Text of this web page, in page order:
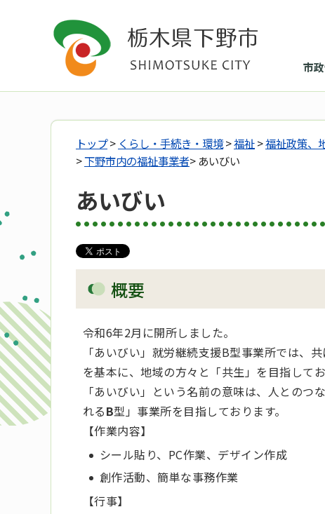
市
トップ> くらし・手続き・環境>福祉>福祉政策、
>下野市内の福祉事業者> あいびい
あいびい
概要
令和6年2月に開所しました。
「あいびい」就労継続支援B型事業所では、
を基本に、地域の方々と「共生」を目指してお
「あいびい」という名前の意味は、人との
れるB型」事業所を目指しております。
【作業内容】
シール貼り、PC作業、デザイン作成
創作活動、簡単な事務作業
【行事】